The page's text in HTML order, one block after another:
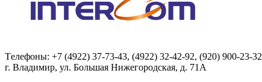
Tелефоны: +7 (4922) 37-73-43, (4922) 32-42-92, (920) 900-23-32
г. Владимир, ул. Большая Нижегородская, д. 71А